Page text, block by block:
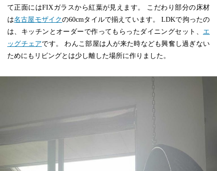
て正面にはFIXガラスから紅葉が見えます。 こだわり部分の床材
は名古屋モザイクの60cmタイルで揃えています。 LDKで拘ったの
は、キッチンとオーダーで作ってもらったダイニングセット、 エ
ッグチェアです。 わんこ部屋は人が来た時なども興奮し過ぎない
ためにもリビングとは少し離した場所に作りました。